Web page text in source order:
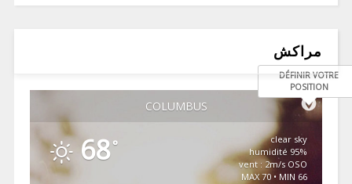
مراكش
COLUMBUS
DÉFINIR VOTRE
POSITION
68 °
clear sky
95% humidité
vent : 2m/s OSO
MAX 70 • MIN 66